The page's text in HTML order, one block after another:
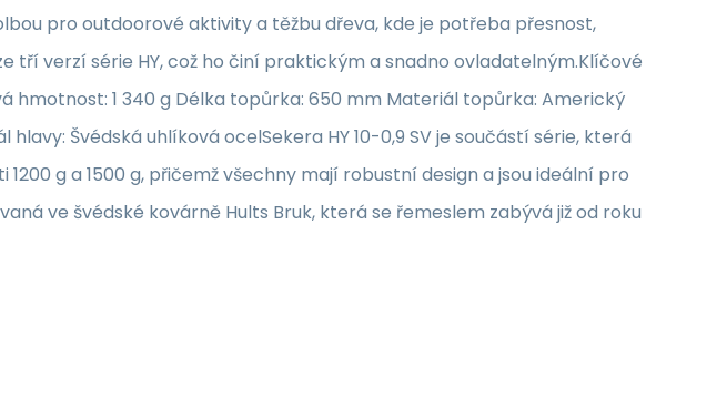
pro outdoorové aktivity a těžbu dřeva, kde je potřeba přesnost,
tří verzí série HY, což ho činí praktickým a snadno ovladatelným.Klíčové
hmotnost: 1 340 g Délka topůrka: 650 mm Materiál topůrka: Americký
Švédská uhlíková ocelSekera HY 10-0,9 SV je součástí série, která
g a 1500 g, přičemž všechny mají robustní design a jsou ideální pro
ve švédské kovárně Hults Bruk, která se řemeslem zabývá již od roku